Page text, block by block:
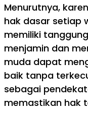
Menurutnya,
hak dasar setiap
memiliki
menjamin dan
muda dapat
baik tanpa
sebagai
memastikan hak